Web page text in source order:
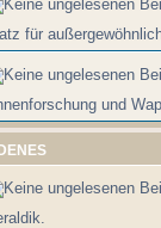
für
und